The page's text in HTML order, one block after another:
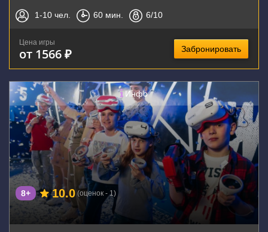
1-10 чел. 60 мин. 6/10
Цена игры
от 1566 ₽ Забронировать
Инфо
8+ 10.0 (оценок - 1)